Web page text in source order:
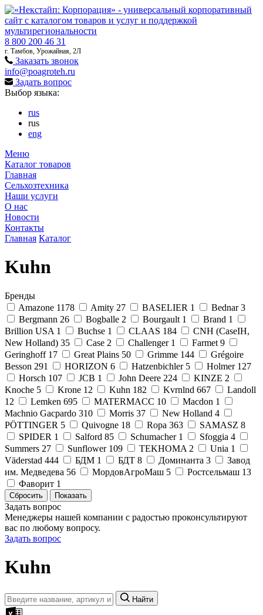
8 800 200 46 31
г. Тамбов, Урожайная, 2Л
Заказать звонок
info@poagroteh.ru
Задать вопрос
Выбор языка:
rus
rus
eng
Меню
Каталог товаров
Главная
Сельхозтехника
Наши услуги
О нас
Новости
Контакты
Главная Каталог
Kuhn
Бренды
Amazone 1178 Amity 27 BASELIER 1 Bednar 3
Bergmann 26 Bogballe 2 Bourgault 1 Brand 1
Brillion USA 1 Buchse 1 CLAAS 184
CNH (CaseIH,
New Holland) 35 Case 2 Challenger 1 Farmet 9
Geringhoff 17 Great Plains 50 Grimme 144
Grégoire
Besson 291 HORIZON 6 Hatzenbichler 5 Holmer 127
Horsch 107 JCB 1 John Deere 224 KINZE 2
Knoche 5 Krone 12 Kuhn 182 Kvrnlnd 667
Landoll
12
Lemken 695 MATERMACC 10 Macdon 1
Machnio Gacpardo 310 Morris 37 New Holland 4
PÖTTINGER 5 Quivogne 18 Ropa 363 SAMASZ 8
SPIDER 1 Salford 85 Schumacher 1 Sfoggia 4
Summers 27 Sunflower 109 TEKHOMA 2 Unia 1
Väderstad 444 БДМ 1 БДТ 8 Доминанта 3
Завод
им. Медведева 56 МордовАгроМаш 5 Ростсельмаш 13
Фаворит 1
Задать вопрос
Менеджеры нашей компании с радостью проконсультируют
вас по любому вопросу.
Задать вопрос
Kuhn
Найти